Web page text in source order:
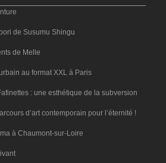
de Susumu Shingu
de Melle
au format XXL à Paris
: une esthétique de la subversion
d’art contemporain pour l’éternité !
à Chaumont-sur-Loire